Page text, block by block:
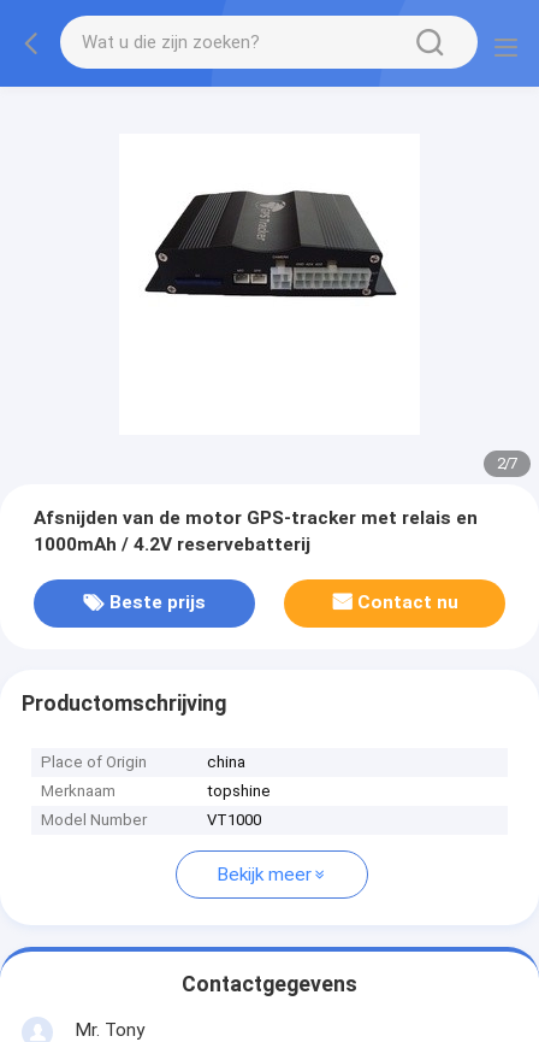
2/7
Afsnijden van de motor GPS-tracker met relais en
1000mAh / 4.2V reservebatterij
Beste prijs Contact nu
Productomschrijving
Place of Origin
china
Merknaam
topshine
Model Number
VT1000
Bekijk meer
Contactgegevens
Mr. Tony